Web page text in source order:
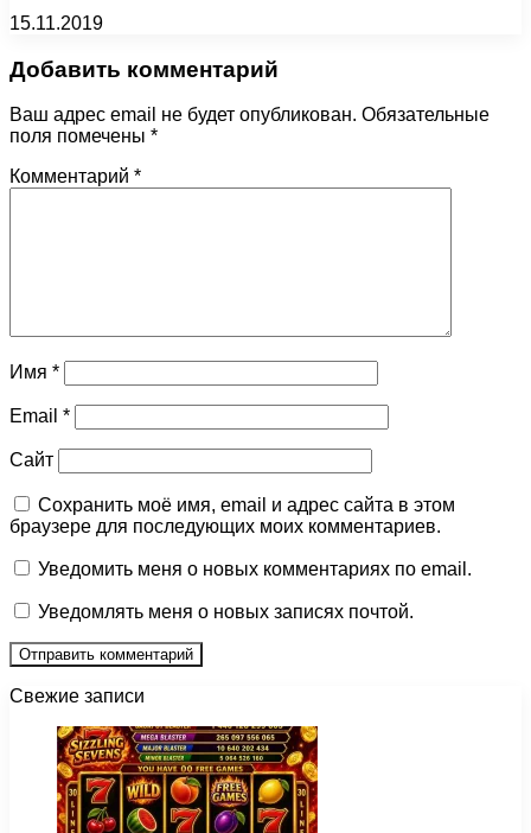
15.11.2019
Добавить комментарий
Ваш адрес email не будет опубликован. Обязательные
поля помечены *
Комментарий *
Имя *
Email *
Сайт
Сохранить моё имя, email и адрес сайта в этом
браузере для последующих моих комментариев.
Уведомить меня о новых комментариях по email.
Уведомлять меня о новых записях почтой.
Свежие записи